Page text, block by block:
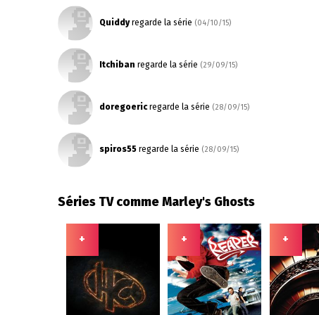
Quiddyregarde la série (04/10/15)
Itchiban regarde la série (29/09/15)
doregoericregarde la série (28/09/15)
spiros55 regarde la série (28/09/15)
Séries TV comme Marley's Ghosts
+ + +